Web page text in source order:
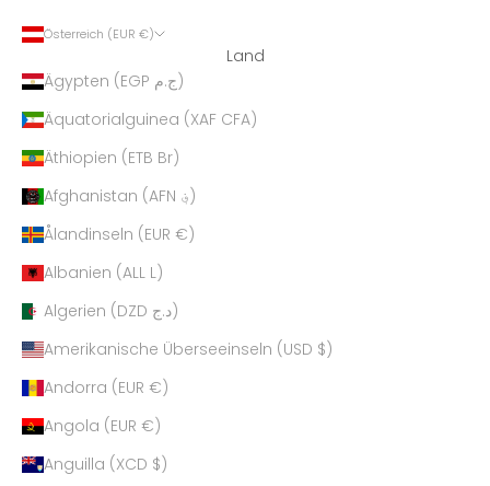
Österreich (EUR €)
Land
Ägypten (EGP ج.م)
Äquatorialguinea (XAF CFA)
Äthiopien (ETB Br)
Afghanistan (AFN ؋)
Ålandinseln (EUR €)
Albanien (ALL L)
Algerien (DZD د.ج)
Amerikanische Überseeinseln (USD $)
Andorra (EUR €)
Angola (EUR €)
Anguilla (XCD $)